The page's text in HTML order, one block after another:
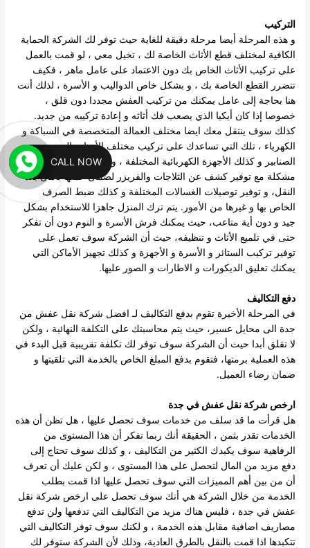
التركيب
و هذه المرحلة أيضا مرحلة دقيقة للغاية حيث توفر لك الشركة الحماية
الكافية لمختلف قطع الأثاث الخاصة لك ، تخيل معي ، لو قمت بالعمل
على تركيب الأثاث الخاص بك دون الاعتماد على عامل ماهر ، فكيف
تتضرر القطع الخاصة بك ، و بشكل خاص الدواليب و الأسرة ، لذلك أنت
هنا بحاجة إلى عامل يمكنك من تركيب العفش مجددا دون قلق ،
خصوصا إذا كان أيكيا الذي يصعب فك أثاثه و إعادة تركيبه من جديد.
كذلك سوف ينتقل معك ايضا مختلف العمالة المتخصصة في السباكة و
الكهرباء ، تلك التي تساعدك على تركيب مختلف الأدوات الصحية و
الصنابير و كذلك الأجهزة الكهربائية المختلفة ، وذلك دون أن تتعرض لأي
مشكلة مع توفير كشف عن الثلاجات والفريزر لضمان عملها بأمان بعد
النقل، و توفير توصيلات الغسالات المختلفة و كذلك ضبط الصرف
الخاص بها و غيرها من الأمور. يتم ترك المنزل جاهزا للاستخدام بشكل
جيد و دون أية متاعب، حيث يمكنك فرش الأسرة و النوم دون أن تفكر
حتى في تلميع الأثاث و تنظيفه، حيث أن الشركة سوف تعمل على
توفير تركيب الستائر و الأسرة و الأجهزة و كذلك تجهيز الأماكن التي
يمكنك تعليق الديكورات و الاطارات و الصور عليها.
دفع التكاليف
في المرحلة الأخيرة تقوم بدفع التكاليف لـ افضل شركة نقل عفش من
جدة الى محايل عسير، حيث يتم محاسبتك على التكلفة النهائية ، ولكن
لا تقلق أبدا حيث أن الشركة سوف توفر لك تكلفة تقريبية قبل البدء في
هذه العملية برمتها، فتقوم بدفع المبلغ الخاص بالخدمة التي تلقيتها و
ضمان رضاء العميل.
ارخص شركة نقل عفش في جدة
هل قرأت ما قد سلف من خدمات سوف تحصل عليها ، هل تظن أن هذه
الخدمات تقدر بثمن ، الحقيقة أنك ربما تفكر أن هذا المستوى من
الرفاهية سوف يكبدك الكثير من التكاليف ، و كذلك سوف تحتاج إلى
دفع مزيد من المال لتحصل على هذا المستوى ، و لكن عليك أن تعرف
أن من بين أهم المميزات التي سوف تحصل عليها اذا قمت بطلب
الخدمة من خلال الشركة هي أنك سوف تحصل على ارخص شركة نقل
عفش في جدة ، فليس هناك مزيد من التكاليف التي تدفعها ولن تدفع
مصاريف اضافية مقابل هذه الخدمة ، و لكنك سوف توفر التكاليف التي
تتكبدها اذا قمت بالنقل بالطرق العادية، وذلك لأن الشركة ستوفر لك
CALL NOW